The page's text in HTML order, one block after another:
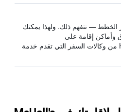
الخطط — نتفهم ذلك. ولهذا يمكنك
وأماكن إقامة على
HotelsCombined من وكالات السفر التي تقدم خدمة